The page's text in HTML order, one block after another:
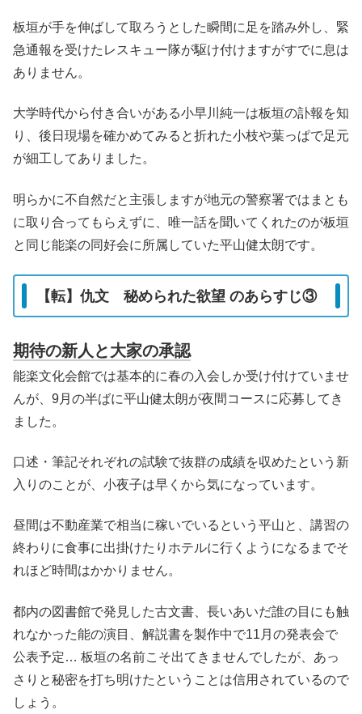
板垣が手を伸ばして取ろうとした瞬間に足を踏み外し、緊
急通報を受けたレスキュー隊が駆け付けますがすでに息は
ありません。
大学時代から付き合いがある小早川純一は板垣の訃報を知
り、後日現場を確かめてみると折れた小枝や葉っぱで足元
が細工してありました。
明らかに不自然だと主張しますが地元の警察署ではまとも
に取り合ってもらえずに、唯一話を聞いてくれたのが板垣
と同じ能楽の同好会に所属していた平山健太朗です。
【転】仇文 秘められた欲望 のあらすじ③
期待の新人と大家の承認
能楽文化会館では基本的に春の入会しか受け付けていませ
んが、9月の半ばに平山健太朗が夜間コースに応募してき
ました。
口述・筆記それぞれの試験で抜群の成績を収めたという新
入りのことが、小夜子は早くから気になっています。
昼間は不動産業で相当に稼いでいるという平山と、講習の
終わりに食事に出掛けたりホテルに行くようになるまでそ
れほど時間はかかりません。
都内の図書館で発見した古文書、長いあいだ誰の目にも触
れなかった能の演目、解説書を製作中で11月の発表会で
公表予定… 板垣の名前こそ出てきませんでしたが、あっ
さりと秘密を打ち明けたということは信用されているので
しょう。